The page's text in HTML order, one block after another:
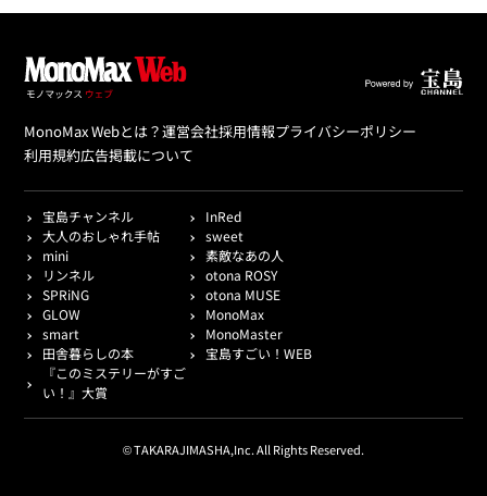
MonoMax Webとは？運営会社採用情報プライバシーポリシー
利用規約広告掲載について
宝島チャンネル
InRed
大人のおしゃれ手帖
sweet
mini
素敵なあの人
リンネル
otona ROSY
SPRiNG
otona MUSE
GLOW
MonoMax
smart
MonoMaster
田舎暮らしの本
宝島すごい！WEB
『このミステリーがすご
い！』大賞
© TAKARAJIMASHA,Inc. All Rights Reserved.